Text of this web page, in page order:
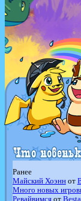
Ранее
Майский Хоэннот
Много новых
Ревайвимсяот